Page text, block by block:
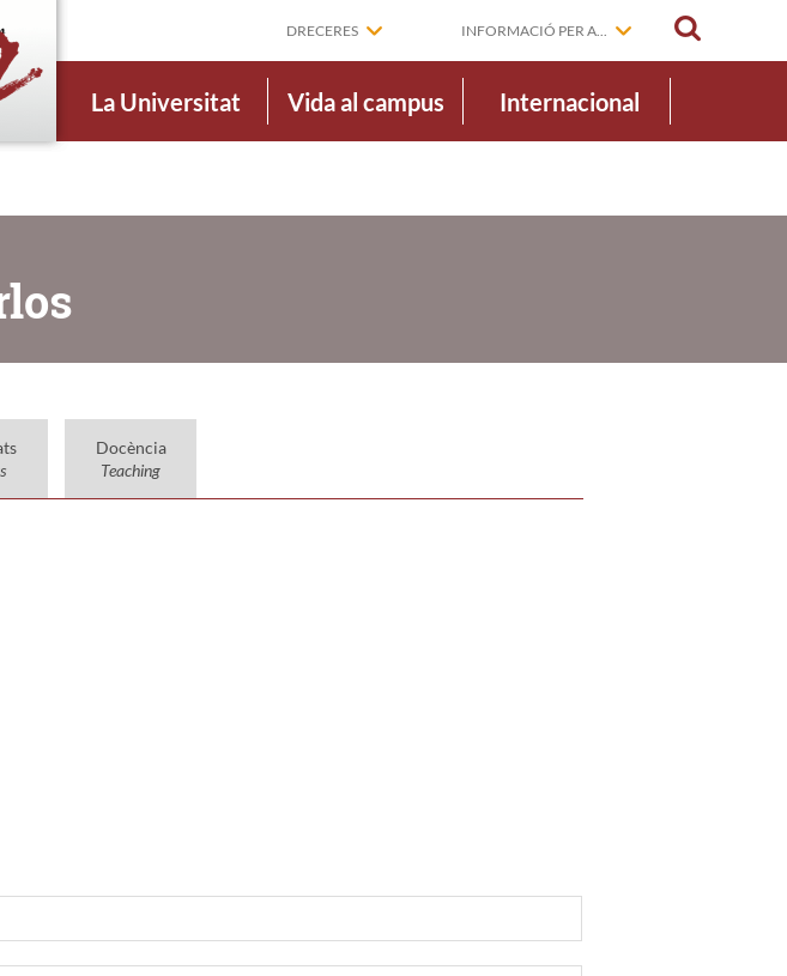
DRECERES INFORMACIÓ PER A...
La Universitat Vida al campus Internacional
Docència
Teaching